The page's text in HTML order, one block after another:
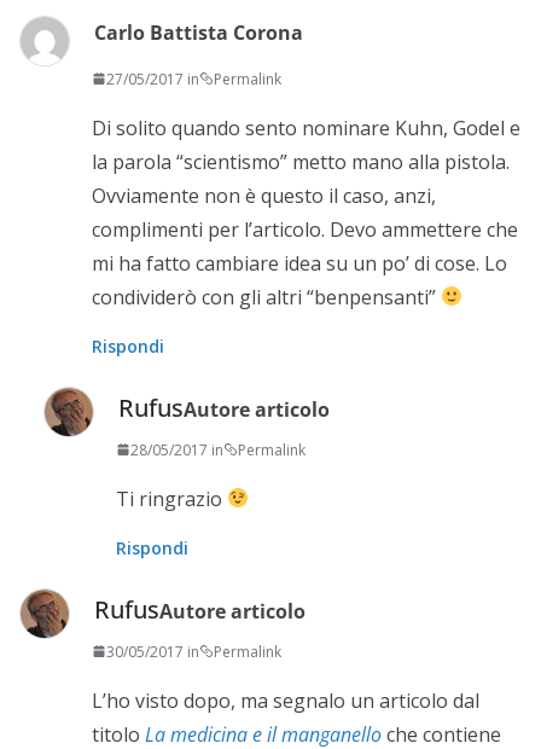
Carlo Battista Corona
27/05/2017 in Permalink
Di solito quando sento nominare Kuhn, Godel e
la parola “scientismo” metto mano alla pistola.
Ovviamente non è questo il caso, anzi,
complimenti per l’articolo. Devo ammettere che
mi ha fatto cambiare idea su un po’ di cose. Lo
condividerò con gli altri “benpensanti”
Rispondi
RufusAutore articolo
28/05/2017 in Permalink
Ti ringrazio
Rispondi
RufusAutore articolo
30/05/2017 in Permalink
L’ho visto dopo, ma segnalo un articolo dal
titolo La medicina e il manganelloche contiene